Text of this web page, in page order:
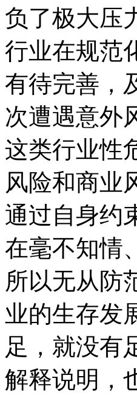
负了极大压
行业在规范
有待完善，
次遭遇意外
这类行业性
风险和商业
通过自身约
在毫不知情
所以无从防
业的生存发
足，就没有
解释说明，